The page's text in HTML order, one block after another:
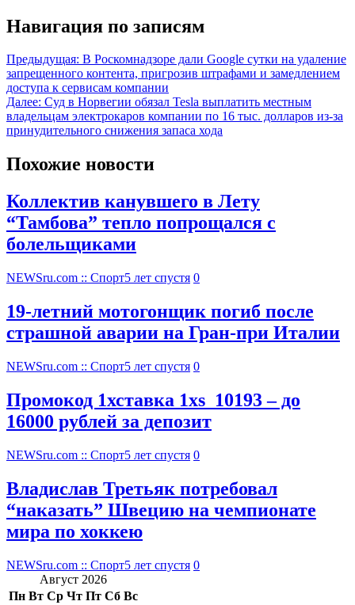
Навигация по записям
Предыдущая: В Роскомнадзоре дали Google сутки на удаление
запрещенного контента, пригрозив штрафами и замедлением
доступа к сервисам компании
Далее: Суд в Норвегии обязал Tesla выплатить местным
владельцам электрокаров компании по 16 тыс. долларов из-за
принудительного снижения запаса хода
Похожие новости
Коллектив канувшего в Лету
“Тамбова” тепло попрощался с
болельщиками
NEWSru.com :: Спорт5 лет спустя 0
19-летний мотогонщик погиб после
страшной аварии на Гран-при Италии
NEWSru.com :: Спорт5 лет спустя 0
Промокод 1хставка 1xs_10193 – до
16000 рублей за депозит
NEWSru.com :: Спорт5 лет спустя 0
Владислав Третьяк потребовал
“наказать” Швецию на чемпионате
мира по хоккею
NEWSru.com :: Спорт5 лет спустя 0
Август 2026
Пн Вт Ср Чт Пт Сб Вс